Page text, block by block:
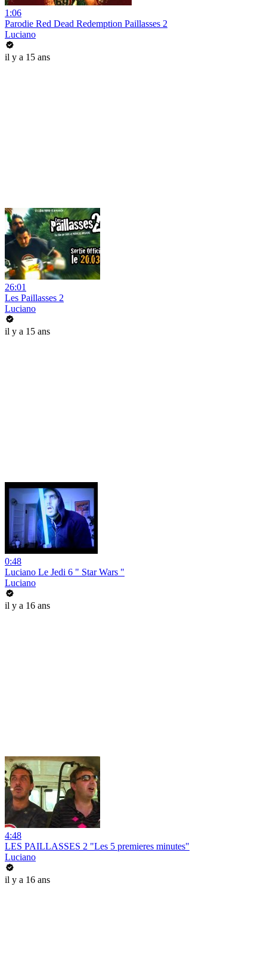
1:06
Parodie Red Dead Redemption Paillasses 2
Luciano
il y a 15 ans
26:01
Les Paillasses 2
Luciano
il y a 15 ans
0:48
Luciano Le Jedi 6 " Star Wars "
Luciano
il y a 16 ans
4:48
LES PAILLASSES 2 "Les 5 premieres minutes"
Luciano
il y a 16 ans